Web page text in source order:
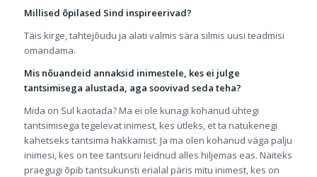
Millised õpilased Sind inspireerivad?
Täis kirge, tahtejõudu ja alati valmis sära silmis uusi teadmisi
omandama.
Mis nõuandeid annaksid inimestele, kes ei julge
tantsimisega alustada, aga soovivad seda teha?
Mida on Sul kaotada? Ma ei ole kunagi kohanud ühtegi
tantsimisega tegelevat inimest, kes ütleks, et ta natukenegi
kahetseks tantsima hakkamist. Ja ma olen kohanud väga palju
inimesi, kes on tee tantsuni leidnud alles hiljemas eas. Näiteks
praegugi õpib tantsukunsti erialal päris mitu inimest, kes on